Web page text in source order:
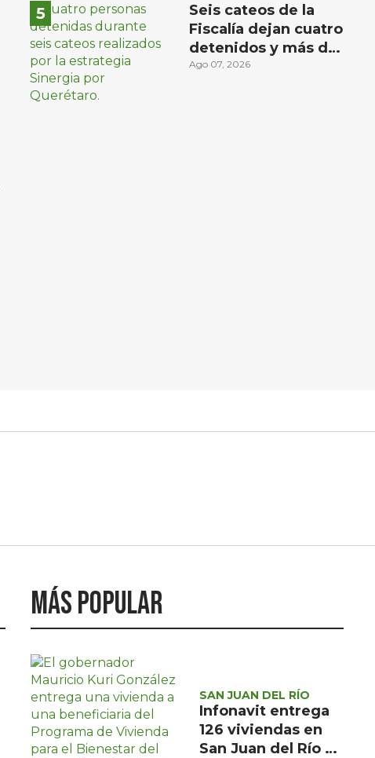
Seis cateos de la
Fiscalía dejan cuatro
detenidos y más de
mil dosis
Ago 07, 2026
Más popular
SAN JUAN DEL RÍO
Infonavit entrega
126 viviendas en
San Juan del Río a